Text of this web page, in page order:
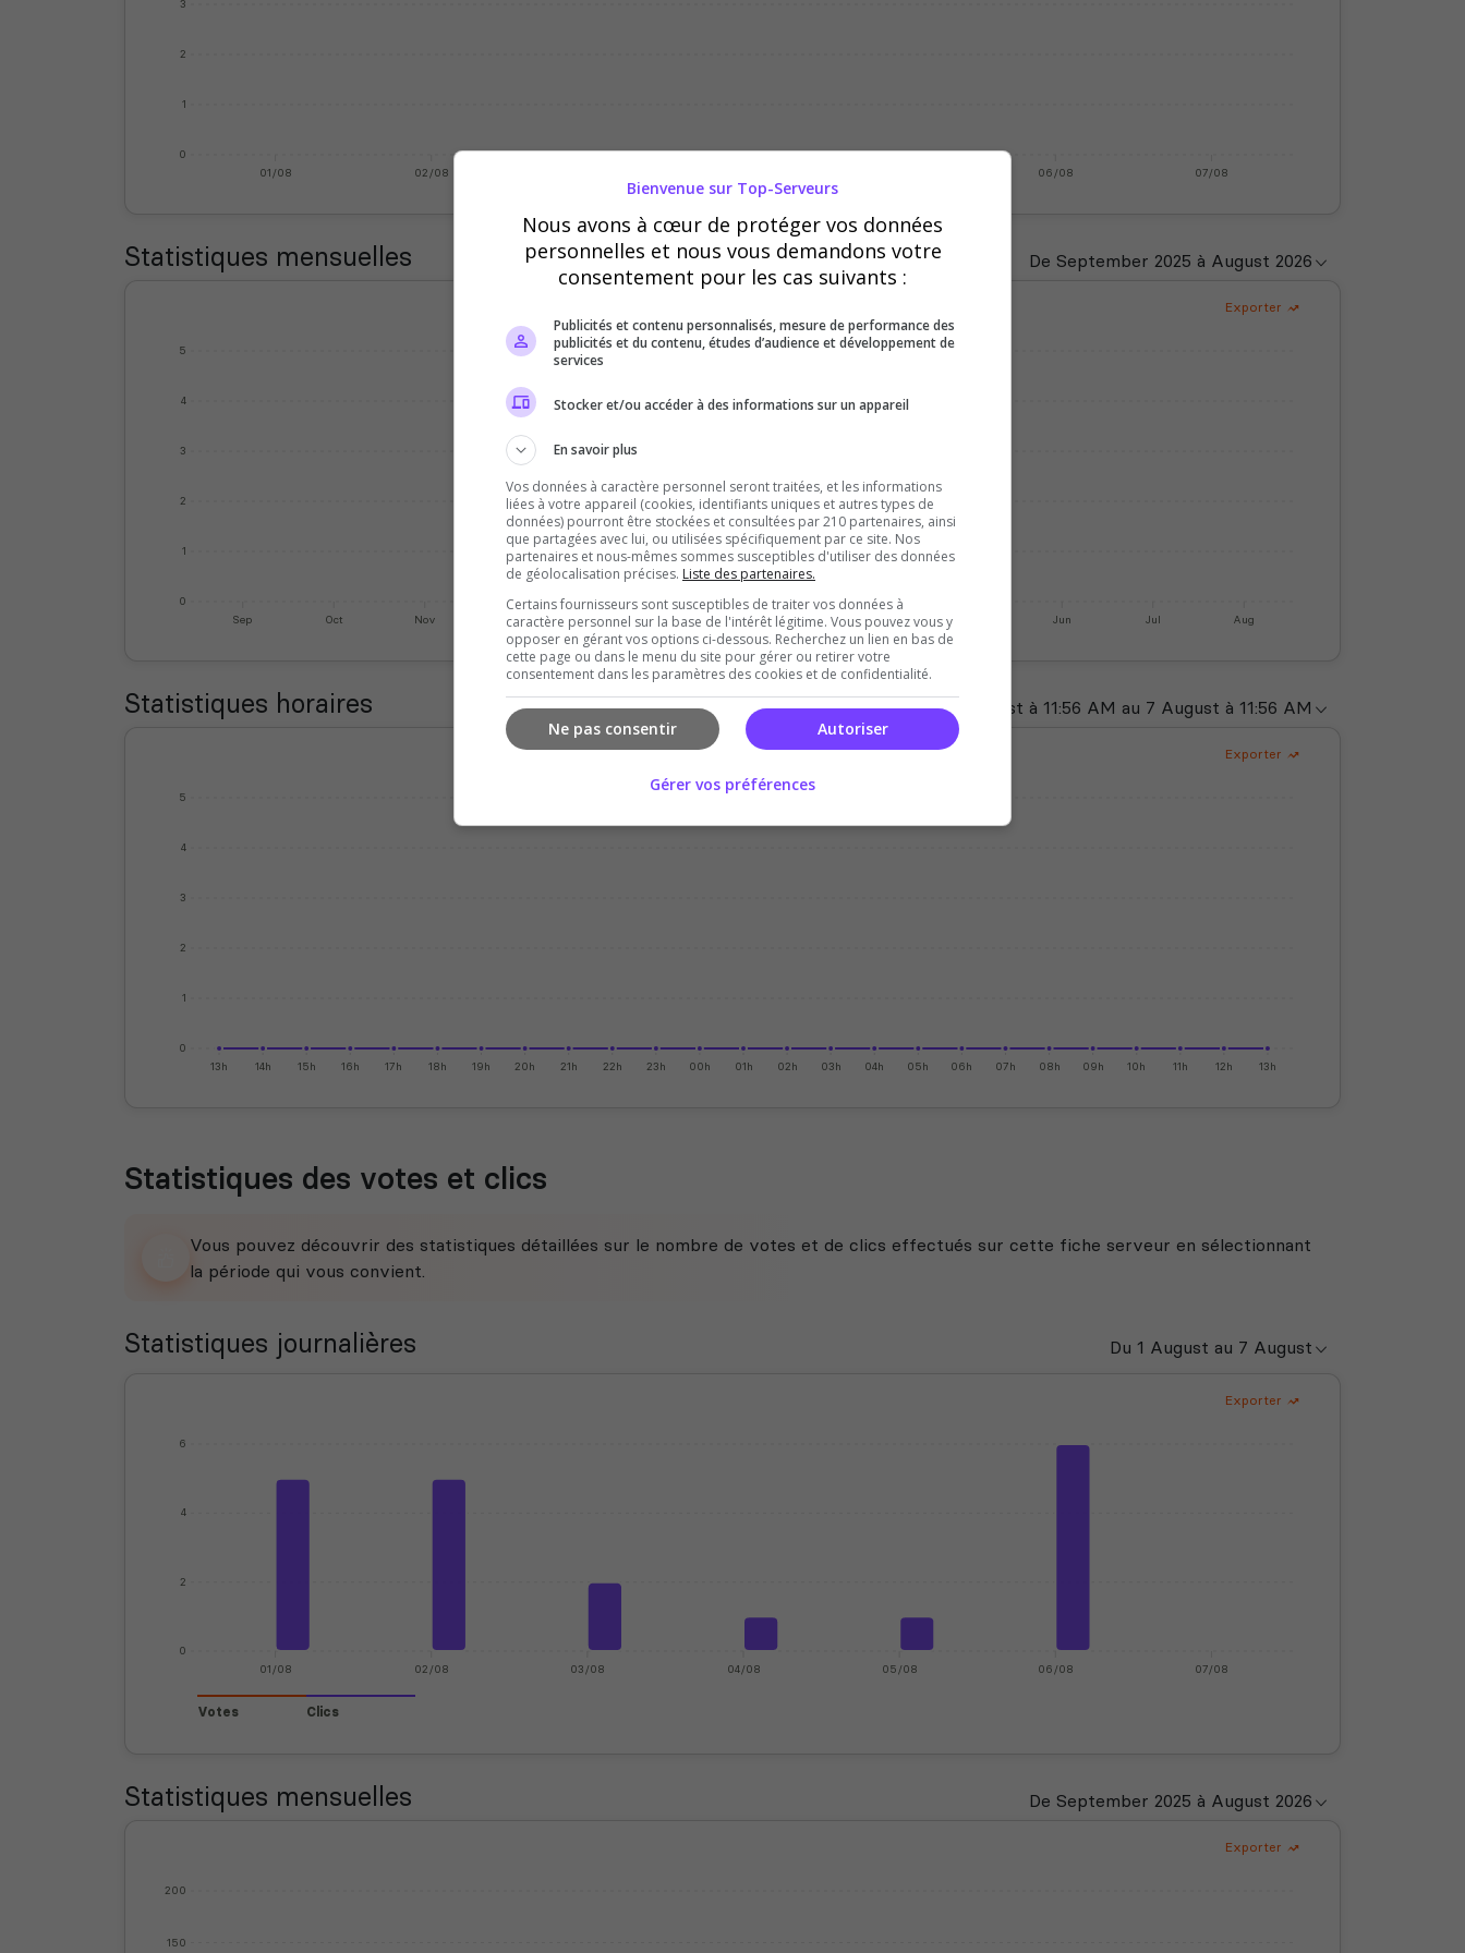
0
1
2
3
01/08 02/08 06/08 07/08
Statistiques mensuelles
Exporter
0
1
2
3
4
5
Sep Oct Nov Dec Jan Feb Mar Apr Jun Jul Aug
Statistiques horaires
Exporter
0
1
2
3
4
5
13h 14h 15h 16h 17h 18h 19h 20h 21h 22h 23h 00h 01h 02h 03h 04h 05h 06h 07h 08h 09h 10h 11h 12h 13h
Statistiques des votes et clics
Vous pouvez découvrir des statistiques détaillées sur le nombre de votes et de clics effectués sur cette fiche serveur en sélectionnant
la période qui vous convient.
Statistiques journalières
Exporter
0
2
4
6
01/08 02/08 03/08 04/08 05/08 06/08 07/08
Votes Clics
Statistiques mensuelles
Exporter
150
200
Bienvenue sur Top-Serveurs
Nous avons à cœur de protéger vos données
personnelles et nous vous demandons votre
consentement pour les cas suivants :
Publicités et contenu personnalisés, mesure de performance des
publicités et du contenu, études d’audience et développement de
services
Stocker et/ou accéder à des informations sur un appareil
En savoir plus
Vos données à caractère personnel seront traitées, et les informations
liées à votre appareil (cookies, identifiants uniques et autres types de
données) pourront être stockées et consultées par 210 partenaires, ainsi
que partagées avec lui, ou utilisées spécifiquement par ce site. Nos
partenaires et nous-mêmes sommes susceptibles d'utiliser des données
de géolocalisation précises. Liste des partenaires.
Certains fournisseurs sont susceptibles de traiter vos données à
caractère personnel sur la base de l'intérêt légitime. Vous pouvez vous y
opposer en gérant vos options ci-dessous. Recherchez un lien en bas de
cette page ou dans le menu du site pour gérer ou retirer votre
consentement dans les paramètres des cookies et de confidentialité.
Autoriser
Ne pas consentir
Gérer vos préférences